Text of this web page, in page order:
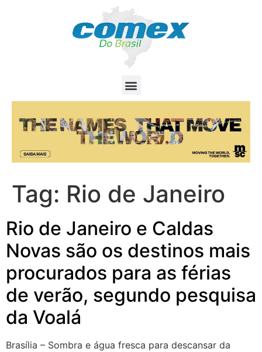
Tag: Rio de Janeiro
Rio de Janeiro e Caldas
Novas são os destinos mais
procurados para as férias
de verão, segundo pesquisa
da Voalá
Brasília – Sombra e água fresca para descansar da